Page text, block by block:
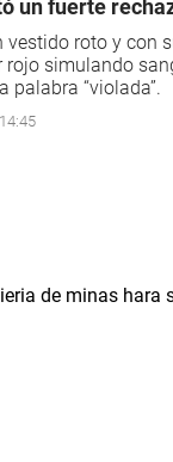
un fuerte
vestido roto y con
simulando
palabra “violada”.